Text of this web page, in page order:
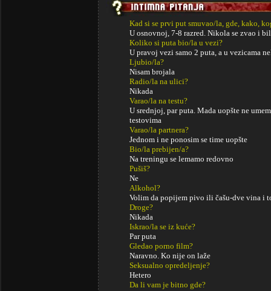
Kad si se prvi put smuvao/la, gde, kako,
U osnovnoj, 7-8 razred. Nikola se zvao i
Koliko si puta bio/la u vezi?
U pravoj vezi samo 2 puta, a u vezicama
Ljubio/la?
Nisam brojala
Radio/la na ulici?
Nikada
Varao/la na testu?
U srednjoj, par puta. Mada uopšte ne
testovima
Varao/la partnera?
Jednom i ne ponosim se time uopšte
Bio/la prebijen/a?
Na treningu se lemamo redovno
Pušiš?
Ne
Alkohol?
Volim da popijem pivo ili čašu-dve vina i
Droge?
Nikada
Iskrao/la se iz kuće?
Par puta
Gledao porno film?
Naravno. Ko nije on laže
Seksualno opredeljenje?
Hetero
Da li vam je bitno gde?